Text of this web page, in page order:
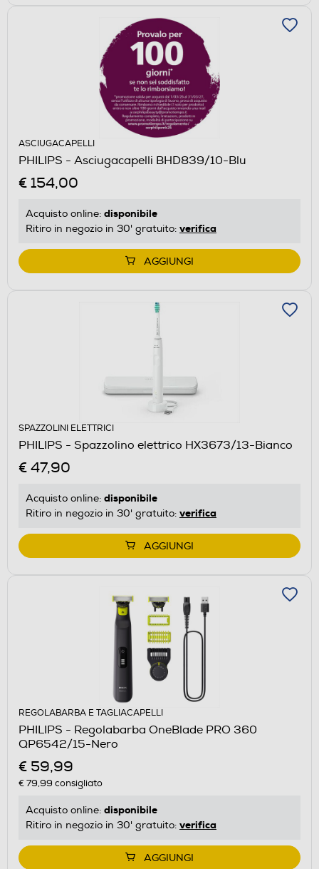
ASCIUGACAPELLI
PHILIPS - Asciugacapelli BHD839/10-Blu
€ 154,00
Acquisto online: disponibile
Ritiro in negozio in 30' gratuito: verifica
AGGIUNGI
SPAZZOLINI ELETTRICI
PHILIPS - Spazzolino elettrico HX3673/13-Bianco
€ 47,90
Acquisto online: disponibile
Ritiro in negozio in 30' gratuito: verifica
AGGIUNGI
REGOLABARBA E TAGLIACAPELLI
PHILIPS - Regolabarba OneBlade PRO 360
QP6542/15-Nero
€ 59,99
€ 79,99 consigliato
Acquisto online: disponibile
Ritiro in negozio in 30' gratuito: verifica
AGGIUNGI